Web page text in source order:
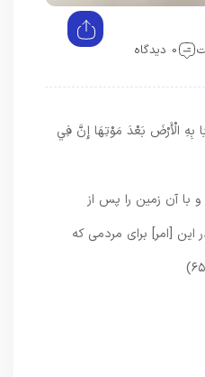
0 دیدگاه
بِهِ الْأَرْضَ بَعْدَ مَوْتِهَا إِنَّ فِي
با آن زمين را پس از
اين [امر] براى مردمى كه